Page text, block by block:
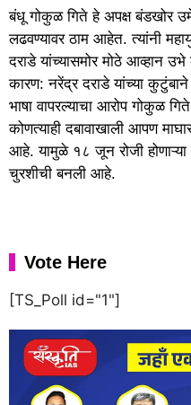
बंधू गोकुळ गिते हे अपक्ष बंडखोर
लढवण्यावर ठाम आहेत. त्यांनी
दराडे यांच्यासमोर मोठे आव्हान
कारण: नरेंद्र दराडे यांच्या
भाषा वापरल्याचा आरोप गोकुळ
कोणत्याही दबावाखाली आपण
आहे. यामुळे १८ जून रोजी होणाऱ्या
चुरशीची बनली आहे.
Vote Here
[TS_Poll id="1"]